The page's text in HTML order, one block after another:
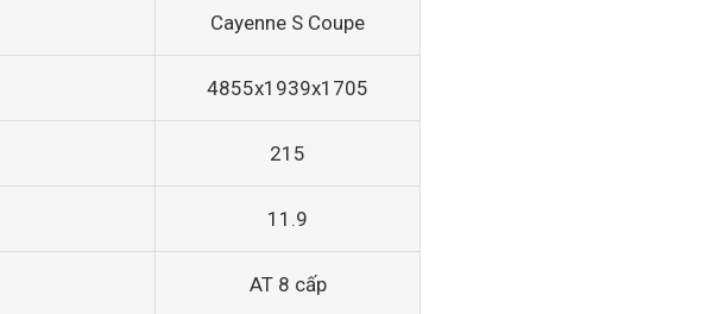
Cayenne S Coupe
4855x1939x1705
215
11.9
AT 8 cấp